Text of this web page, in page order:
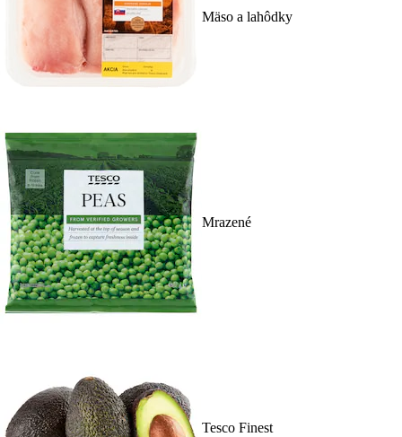
Mäso a lahôdky
Mrazené
Tesco Finest